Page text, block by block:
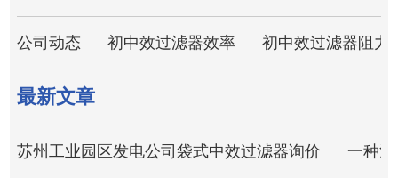
公司动态 初中效过滤器效率 初中效过滤器阻力
最新文章
苏州工业园区发电公司袋式中效过滤器询价 一种